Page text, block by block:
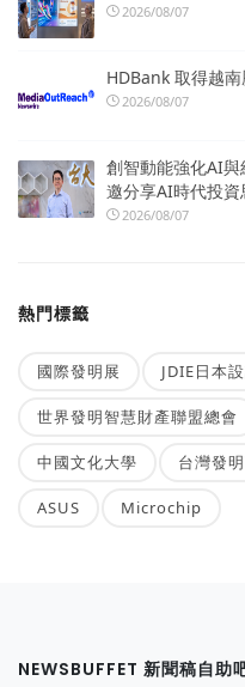
2026/08/07
HDBank 取得越
2026/08/07
創智動能強化AI
邀分享AI時代投資
2026/08/07
熱門標籤
國際發明展 JDIE日本
世界發明智慧財產聯盟總會
中國文化大學 台灣發
ASUS Microchip
NEWSBUFFET 新聞稿自助